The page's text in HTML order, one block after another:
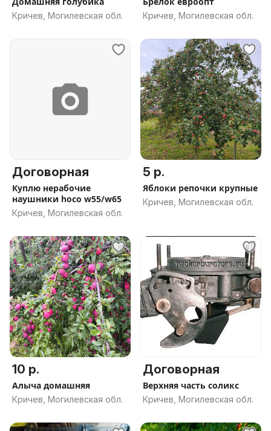
Кричев, Могилевская обл. Кричев, Могилевская обл.
Договорная
Куплю нерабочие
наушники hoco w55/w65
Кричев, Могилевская обл.
5 р.
Яблоки репочки крупные
Кричев, Могилевская обл.
10 р.
Алыча домашняя
Кричев, Могилевская обл.
Договорная
Верхняя часть соликс
Кричев, Могилевская обл.